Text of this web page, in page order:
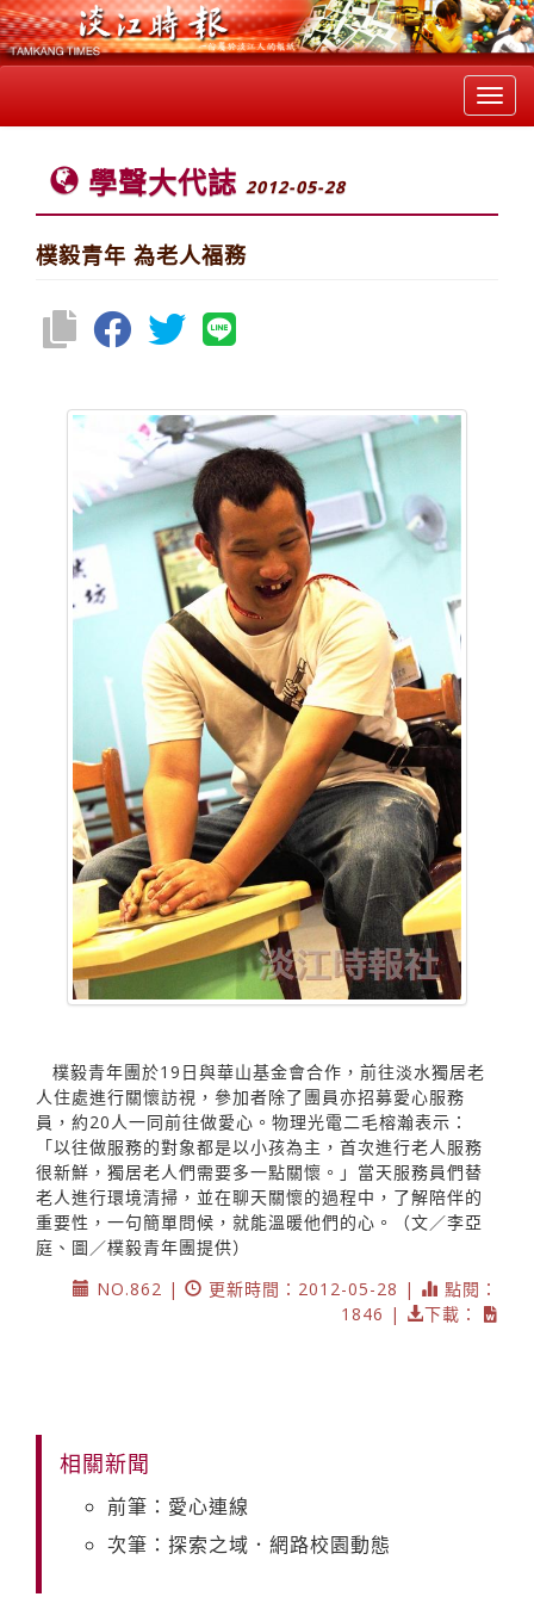
學聲大代誌 2012-05-28
樸毅青年 為老人福務
樸毅青年團於19日與華山基金會合作，前往淡水獨居老
人住處進行關懷訪視，參加者除了團員亦招募愛心服務
員，約20人一同前往做愛心。物理光電二毛榕瀚表示：
「以往做服務的對象都是以小孩為主，首次進行老人服務
很新鮮，獨居老人們需要多一點關懷。」當天服務員們替
老人進行環境清掃，並在聊天關懷的過程中，了解陪伴的
重要性，一句簡單問候，就能溫暖他們的心。（文／李亞
庭、圖／樸毅青年團提供）
NO.862 |
更新時間：2012-05-28 |
點閱：
1846 |
下載：
相關新聞
前筆：愛心連線
次筆：探索之域．網路校園動態